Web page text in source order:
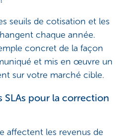
seuils de cotisation et les
chaque année.
concret de la façon
et mis en œuvre un
sur votre marché cible.
SLAs pour la correction
affectent les revenus de